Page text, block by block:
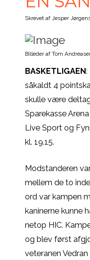
Skrevet af Jesper
Billeder af Tom
BASKETLIGAEN:
såkaldt 4
skulle være
Sparekasse
Live Sport og
kl. 19.15.
Modstanderen
mellem de to
ord var kampen
kaninerne kunne
netop HIC.
og blev først
veteranen